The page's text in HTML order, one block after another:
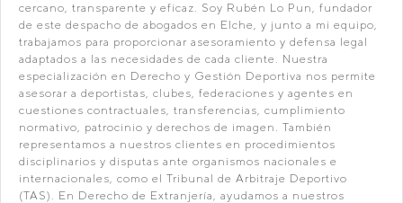
cercano, transparente y eficaz. Soy Rubén Lo Pun, fundador
de este despacho de abogados en Elche, y junto a mi equipo,
trabajamos para proporcionar asesoramiento y defensa legal
adaptados a las necesidades de cada cliente. Nuestra
especialización en Derecho y Gestión Deportiva nos permite
asesorar a deportistas, clubes, federaciones y agentes en
cuestiones contractuales, transferencias, cumplimiento
normativo, patrocinio y derechos de imagen. También
representamos a nuestros clientes en procedimientos
disciplinarios y disputas ante organismos nacionales e
internacionales, como el Tribunal de Arbitraje Deportivo
(TAS). En Derecho de Extranjería, ayudamos a nuestros